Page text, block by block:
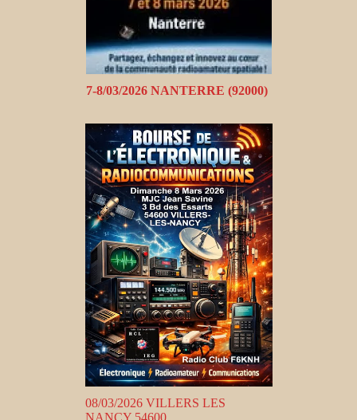
7-8/03/2026 NANTERRE (92000)
08/03/2026 VILLERS LES